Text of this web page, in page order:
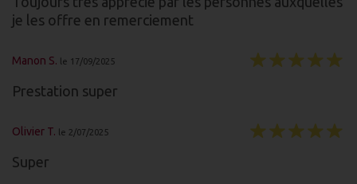
je les offre en remerciement
Manon S. le 17/09/2025
Prestation super
Olivier T. le 2/07/2025
Super